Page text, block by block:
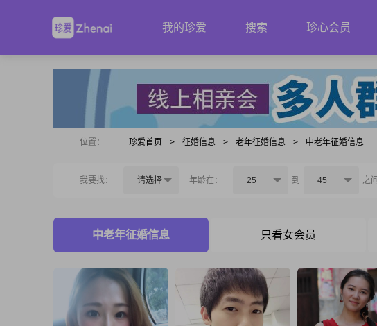
我的珍爱 搜索 珍心会员
位置： 珍爱首页 > 征婚信息 > 老年征婚信息 > 中老年征婚信息
我要找： 请选择 年龄在： 25 到 45 之间
中老年征婚信息 只看女会员